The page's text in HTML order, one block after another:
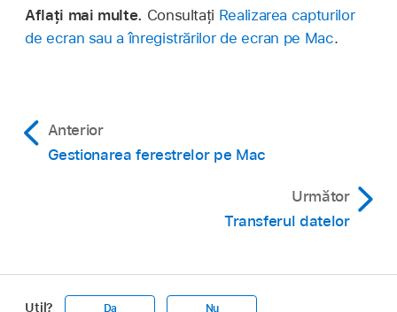
Aflați mai multe. Consultați Realizarea capturilor
de ecran sau a înregistrărilor de ecran pe Mac.
Anterior
Gestionarea ferestrelor pe Mac
Următor
Transferul datelor
Util? Da Nu